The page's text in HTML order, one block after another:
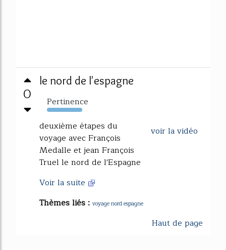
0
le nord de l'espagne
Pertinence
187%
voir la vidéo
deuxième étapes du
voyage avec François
Medalle et jean François
Truel le nord de l'Espagne
Voir la suite
Thèmes liés : voyage nord espagne
Haut de page